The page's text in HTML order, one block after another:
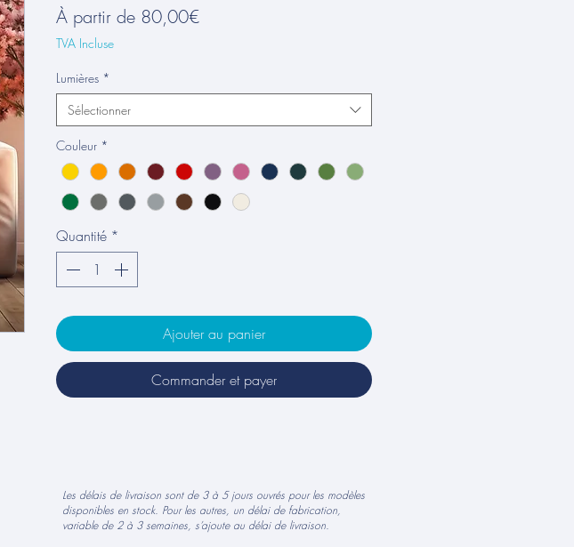
À partir de 80,00€Prix
TVA Incluse
Lumières *
Sélectionner
Couleur *
Quantité *
Ajouter au panier
Commander et payer
Les délais de livraison sont de 3 à 5 jours ouvrés pour les modèles
disponibles en stock. Pour les autres, un délai de fabrication,
variable de 2 à 3 semaines, s’ajoute au délai de livraison.